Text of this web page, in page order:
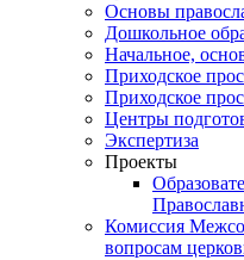
Основы
Дошкольное
Начальное,
Приходское
Приходское
Центры
Экспертиза
Проекты
Комиссия
вопросам